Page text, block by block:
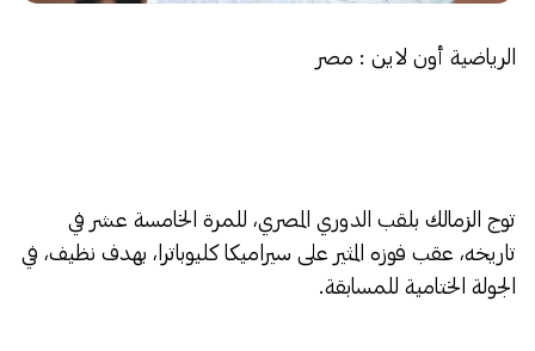
الرياضية أون لاين : مصر
توج الزمالك بلقب الدوري المصري، للمرة الخامسة عشر في
تاريخه، عقب فوزه المثير على سيراميكا كليوباترا، بهدف نظيف، في
الجولة الختامية للمسابقة.